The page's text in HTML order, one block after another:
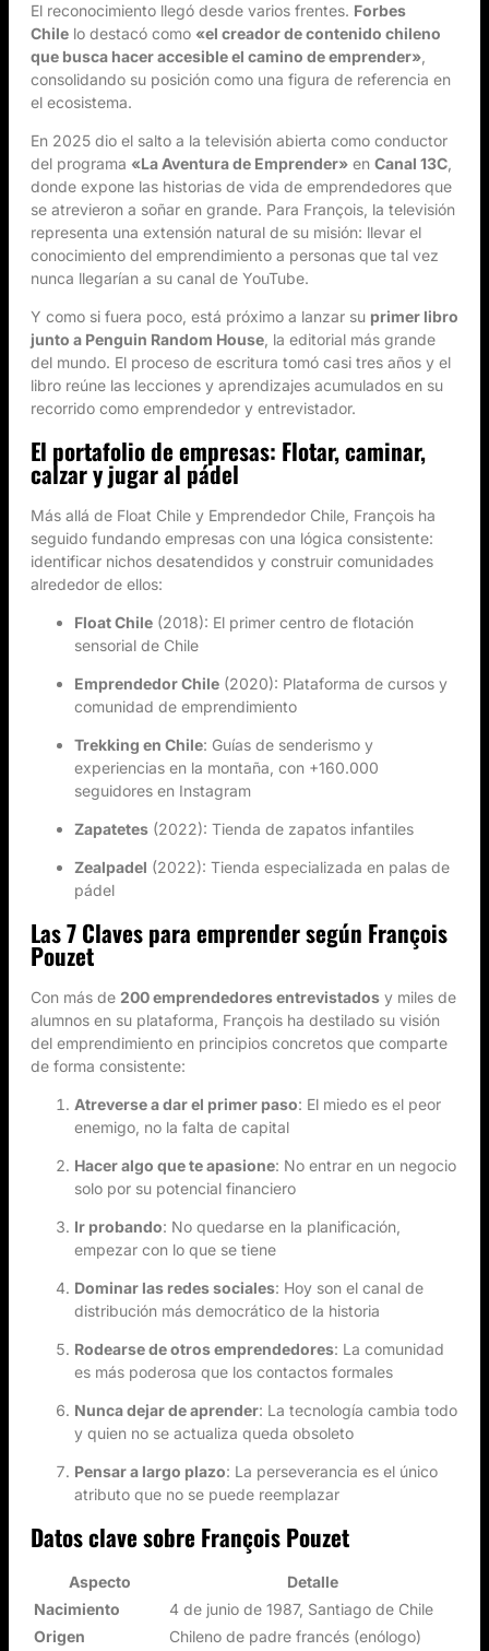
El reconocimiento llegó desde varios frentes. Forbes
Chile lo destacó como «el creador de contenido chileno
que busca hacer accesible el camino de emprender»,
consolidando su posición como una figura de referencia en
el ecosistema.
En 2025 dio el salto a la televisión abierta como conductor
del programa «La Aventura de Emprender» en Canal 13C,
donde expone las historias de vida de emprendedores que
se atrevieron a soñar en grande. Para François, la televisión
representa una extensión natural de su misión: llevar el
conocimiento del emprendimiento a personas que tal vez
nunca llegarían a su canal de YouTube.
Y como si fuera poco, está próximo a lanzar su primer libro
junto a Penguin Random House, la editorial más grande
del mundo. El proceso de escritura tomó casi tres años y el
libro reúne las lecciones y aprendizajes acumulados en su
recorrido como emprendedor y entrevistador.
El portafolio de empresas: Flotar, caminar,
calzar y jugar al pádel
Más allá de Float Chile y Emprendedor Chile, François ha
seguido fundando empresas con una lógica consistente:
identificar nichos desatendidos y construir comunidades
alrededor de ellos:
Float Chile (2018): El primer centro de flotación
sensorial de Chile
Emprendedor Chile (2020): Plataforma de cursos y
comunidad de emprendimiento
Trekking en Chile: Guías de senderismo y
experiencias en la montaña, con +160.000
seguidores en Instagram
Zapatetes (2022): Tienda de zapatos infantiles
Zealpadel (2022): Tienda especializada en palas de
pádel
Las 7 Claves para emprender según François
Pouzet
Con más de 200 emprendedores entrevistados y miles de
alumnos en su plataforma, François ha destilado su visión
del emprendimiento en principios concretos que comparte
de forma consistente:
Atreverse a dar el primer paso: El miedo es el peor
enemigo, no la falta de capital
Hacer algo que te apasione: No entrar en un negocio
solo por su potencial financiero
Ir probando: No quedarse en la planificación,
empezar con lo que se tiene
Dominar las redes sociales: Hoy son el canal de
distribución más democrático de la historia
Rodearse de otros emprendedores: La comunidad
es más poderosa que los contactos formales
Nunca dejar de aprender: La tecnología cambia todo
y quien no se actualiza queda obsoleto
Pensar a largo plazo: La perseverancia es el único
atributo que no se puede reemplazar
Datos clave sobre François Pouzet
Aspecto
Detalle
Nacimiento
4 de junio de 1987, Santiago de Chile
Origen
Chileno de padre francés (enólogo)